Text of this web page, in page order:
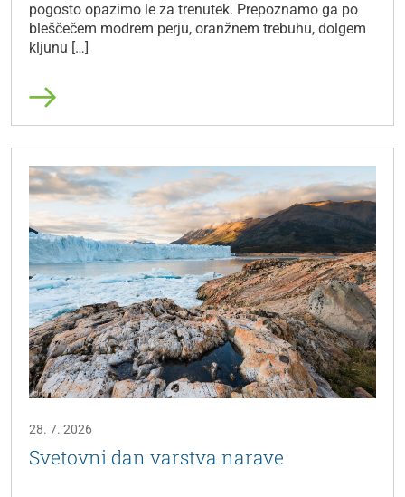
pogosto opazimo le za trenutek. Prepoznamo ga po
bleščečem modrem perju, oranžnem trebuhu, dolgem
kljunu […]
Preberi več
28. 7. 2026
Svetovni dan varstva narave